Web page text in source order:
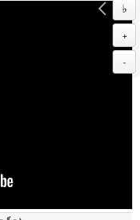
♭
+
-